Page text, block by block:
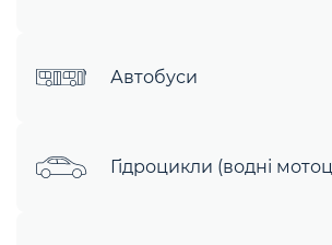
Автобуси
Гідроцикли (водні